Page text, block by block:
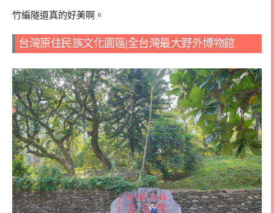
竹編隧道真的好美啊。
台灣原住民族文化園區|全台灣最大野外博物館